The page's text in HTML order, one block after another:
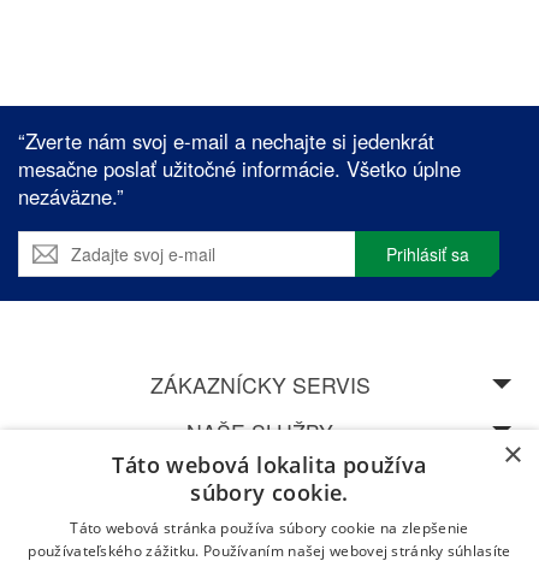
“Zverte nám svoj e-mail a nechajte si jedenkrát
mesačne poslať užitočné informácie. Všetko úplne
nezáväzne.”
Prihlásiť sa
ZÁKAZNÍCKY SERVIS
NAŠE SLUŽBY
SPEDOS
NAVŠTÍVTE NAŠU CENTRÁLU V ŽILINĚ
×
Táto webová lokalita používa
súbory cookie.
Táto webová stránka používa súbory cookie na zlepšenie
používateľského zážitku. Používaním našej webovej stránky súhlasíte